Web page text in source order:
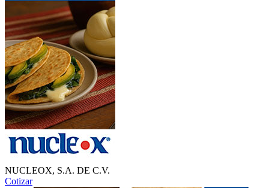
NUCLEOX, S.A. DE C.V.
Cotizar